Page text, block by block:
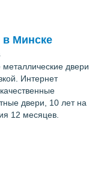
Минске
двери
Интернет
двери, 10 лет на
12 месяцев.